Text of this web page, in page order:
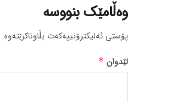
وەڵامێک بنووسە
پۆستی ئەلیکترۆنییەکەت بڵاوناکرێتەوە.
لێدوان *